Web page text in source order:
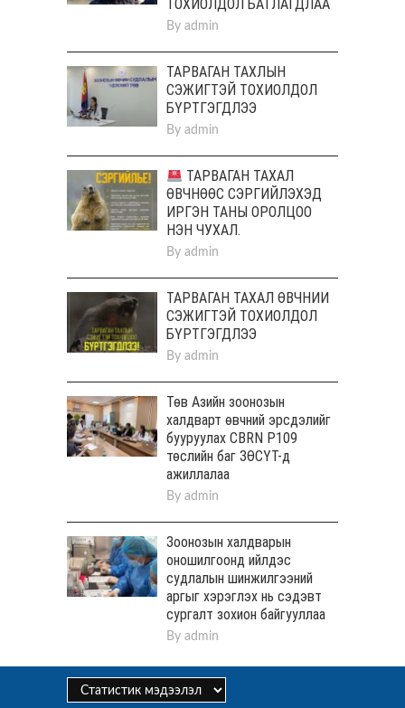
ТОХИОЛДОЛ БАТЛАГДЛАА
By admin
ТАРВАГАН ТАХЛЫН
СЭЖИГТЭЙ ТОХИОЛДОЛ
БҮРТГЭГДЛЭЭ
By admin
ТАРВАГАН ТАХАЛ
ӨВЧНӨӨС СЭРГИЙЛЭХЭД
ИРГЭН ТАНЫ ОРОЛЦОО
НЭН ЧУХАЛ.
By admin
ТАРВАГАН ТАХАЛ ӨВЧНИЙ
СЭЖИГТЭЙ ТОХИОЛДОЛ
БҮРТГЭГДЛЭЭ
By admin
Төв Aзийн зоонозын
халдварт өвчний эрсдэлийг
бууруулах CBRN P109
төслийн баг ЗӨСҮТ-д
ажиллалаа
By admin
Зоонозын халдварын
оношилгоонд ийлдэс
судлалын шинжилгээний
аргыг хэрэглэх нь сэдэвт
сургалт зохион байгууллаа
By admin